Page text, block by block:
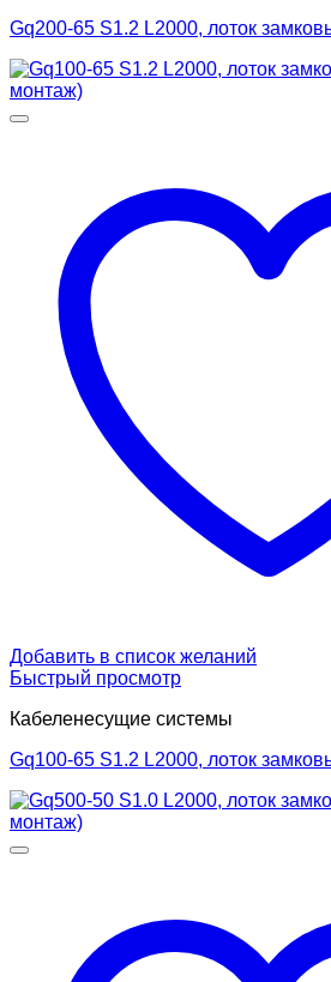
Gq200-65 S1.2 L2000, лоток
Добавить в список желаний
Быстрый просмотр
Кабеленесущие системы
Gq100-65 S1.2 L2000, лоток